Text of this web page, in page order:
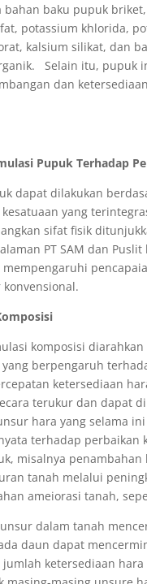
bahan baku pupuk
potassium khlorida,
kalsium silikat, dan
Selain itu, pupuk
dan
Pupuk Terhadap
dapat dilakukan
yang
sifat fisik
PT SAM dan
komposisi
berpengaruh
ketersediaan
terukur dan dapat
hara yang selama
terhadap perbaikan
misalnya
tanah melalui
ameiorasi tanah,
dalam tanah
daun dapat
ketersediaan